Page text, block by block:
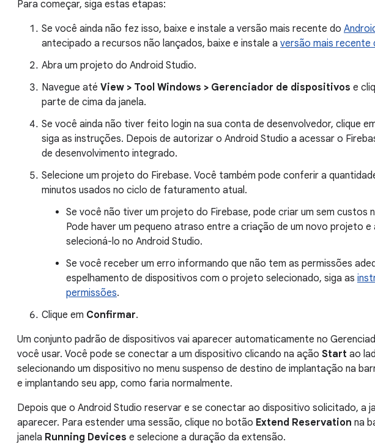
Para começar, siga estas etapas:
Se você ainda não fez isso, baixe e instale a versão mais recente do
antecipado a recursos não lançados, baixe e instale a versão mais recente
Abra um projeto do Android Studio.
Navegue até View > Tool Windows > Gerenciador de dispositivos e
parte de cima da janela.
Se você ainda não tiver feito login na sua conta de desenvolvedor, clique
siga as instruções. Depois de autorizar o Android Studio a acessar o
de desenvolvimento integrado.
Selecione um projeto do Firebase. Você também pode conferir a
minutos usados no ciclo de faturamento atual.
Se você não tiver um projeto do Firebase, pode criar um sem custos
Pode haver um pequeno atraso entre a criação de um novo projeto e
selecioná-lo no Android Studio.
Se você receber um erro informando que não tem as permissões
espelhamento de dispositivos com o projeto selecionado, siga as
permissões.
Clique em Confirmar.
Um conjunto padrão de dispositivos vai aparecer automaticamente no
você usar. Você pode se conectar a um dispositivo clicando na ação Start ao
selecionando um dispositivo no menu suspenso de destino de implantação na
e implantando seu app, como faria normalmente.
Depois que o Android Studio reservar e se conectar ao dispositivo solicitado, a
aparecer. Para estender uma sessão, clique no botão Extend Reservation na
janela Running Devices e selecione a duração da extensão.